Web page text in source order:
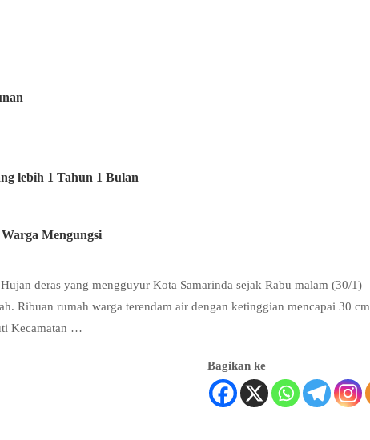
lebih 1 Tahun 1 Bulan
Mengungsi
deras yang mengguyur Kota Samarinda sejak Rabu malam (30/1)
Ribuan rumah warga terendam air dengan ketinggian mencapai 30 cm
Kecamatan …
Bagikan ke